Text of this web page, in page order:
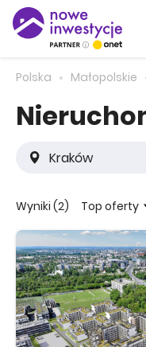
Polska Małopolskie
Wyniki (2) Top oferty